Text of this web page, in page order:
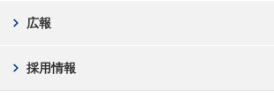
広報
chevron_right
採用情報
chevron_right